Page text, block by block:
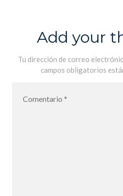
Add your
Tu dirección de correo
campos obligatorios